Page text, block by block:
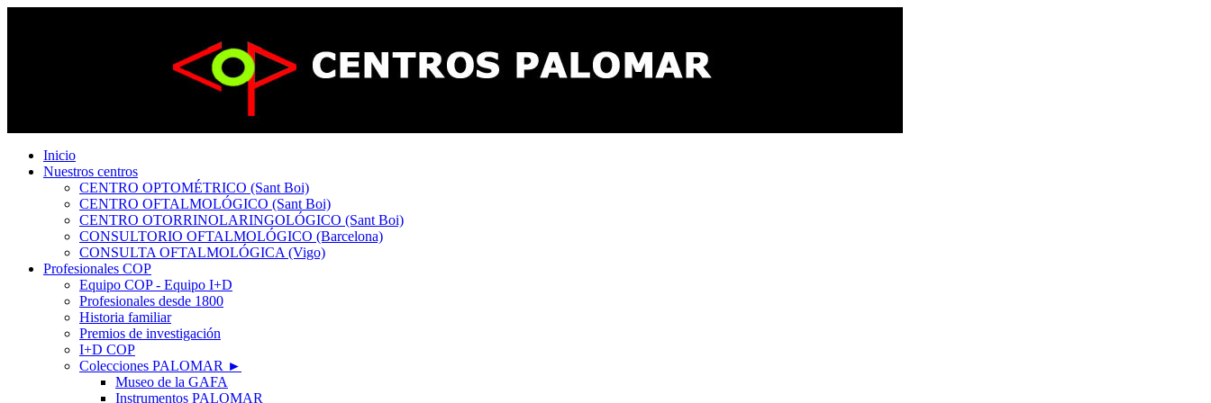
Inicio
Nuestros centros
CENTRO OPTOMÉTRICO (Sant Boi)
CENTRO OFTALMOLÓGICO (Sant Boi)
CENTRO OTORRINOLARINGOLÓGICO (Sant Boi)
CONSULTORIO OFTALMOLÓGICO (Barcelona)
CONSULTA OFTALMOLÓGICA (Vigo)
Profesionales COP
Equipo COP - Equipo I+D
Profesionales desde 1800
Historia familiar
Premios de investigación
I+D COP
Colecciones PALOMAR ►
Museo de la GAFA
Instrumentos PALOMAR